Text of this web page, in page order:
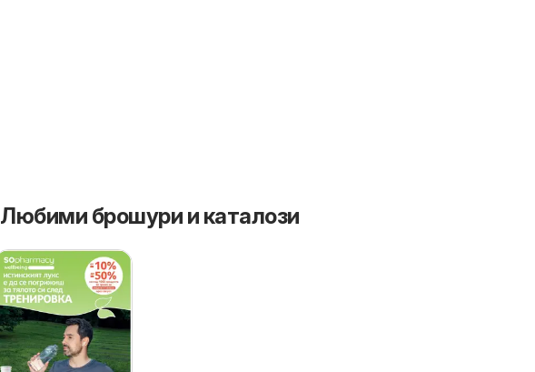
Любими брошури и каталози